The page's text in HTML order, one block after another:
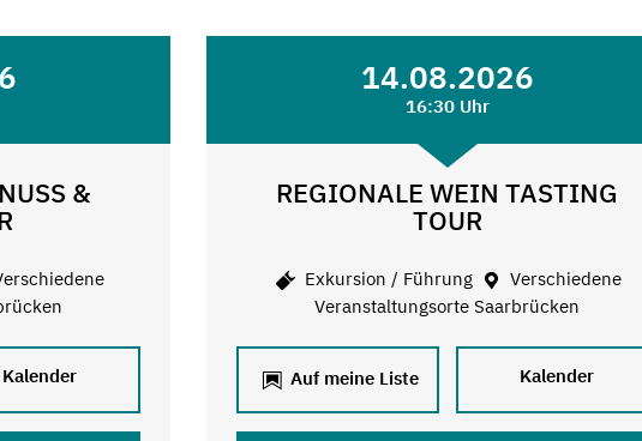
&
Kalender
14.08.2026
16:30 Uhr
REGIONALE WEIN TASTING
TOUR
Exkursion / Führung
Verschiedene
Veranstaltungsorte Saarbrücken
Auf meine Liste Kalender